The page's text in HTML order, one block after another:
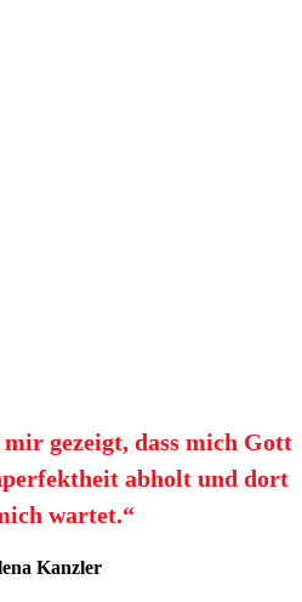
gezeigt, dass mich Gott
abholt und dort
wartet.“
Kanzler